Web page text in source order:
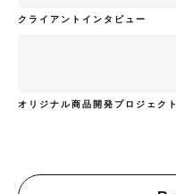
クライアントインタビュー
オリジナル商品開発プロジェクト